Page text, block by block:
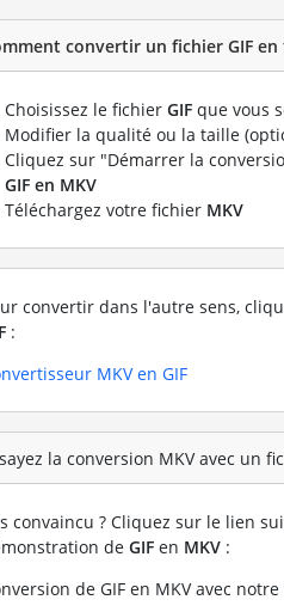
convertir un fichier GIF en
Choisissez le fichier GIF que vous
Modifier la qualité ou la taille
Cliquez sur "Démarrer la
GIF en MKV
Téléchargez votre fichier MKV
convertir dans l'autre sens,
:
MKV en GIF
la conversion MKV avec un
convaincu ? Cliquez sur le lien
de GIF en MKV :
de GIF en MKV avec